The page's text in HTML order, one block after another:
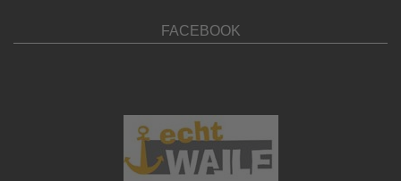
FACEBOOK